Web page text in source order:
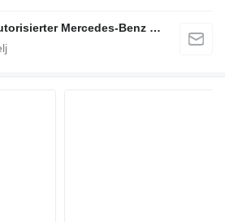
Stefan Ebert GmbH - Autorisierter Mercedes-Benz Servicepartner